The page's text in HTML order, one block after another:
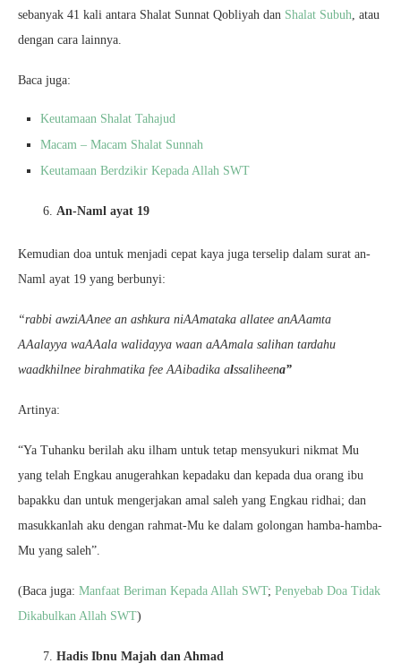
sebanyak 41 kali antara Shalat Sunnat Qobliyah dan Shalat Subuh, atau
dengan cara lainnya.
Baca juga:
Keutamaan Shalat Tahajud
Macam – Macam Shalat Sunnah
Keutamaan Berdzikir Kepada Allah SWT
An-Naml ayat 19
Kemudian doa untuk menjadi cepat kaya juga terselip dalam surat an-
Naml ayat 19 yang berbunyi:
“rabbi awziAAnee an ashkura niAAmataka allatee anAAamta
AAalayya waAAala walidayya waan aAAmala salihan tardahu
waadkhilnee birahmatika fee AAibadika alssaliheena”
Artinya:
“Ya Tuhanku berilah aku ilham untuk tetap mensyukuri nikmat Mu
yang telah Engkau anugerahkan kepadaku dan kepada dua orang ibu
bapakku dan untuk mengerjakan amal saleh yang Engkau ridhai; dan
masukkanlah aku dengan rahmat-Mu ke dalam golongan hamba-hamba-
Mu yang saleh”.
(Baca juga: Manfaat Beriman Kepada Allah SWT; Penyebab Doa Tidak
Dikabulkan Allah SWT)
Hadis Ibnu Majah dan Ahmad